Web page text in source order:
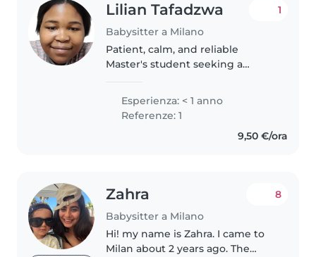
Lilian Tafadzwa
Babysitter a Milano
1
Patient, calm, and reliable
Master's student seeking a
providing a safe, organized, and
fun environment for children.
Excited to support busy families..
Esperienza: < 1 anno
Referenze: 1
9,50 €/ora
Zahra
Babysitter a Milano
8
Hi! my name is Zahra. I came to
Milan about 2 years ago. The